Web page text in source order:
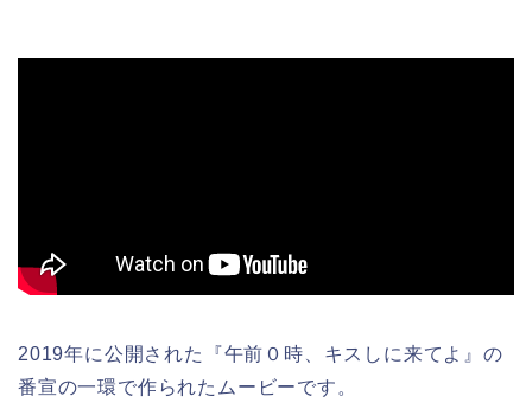
2019年に公開された『午前０時、キスしに来てよ』の
番宣の一環で作られたムービーです。